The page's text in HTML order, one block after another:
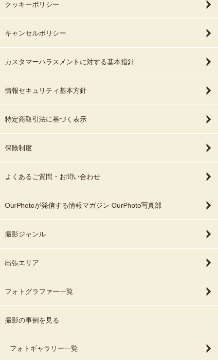
クッキーポリシー
キャンセルポリシー
カスタマーハラスメントに対する基本指針
情報セキュリティ基本方針
特定商取引法に基づく表示
保険制度
よくあるご質問・お問い合わせ
OurPhotoが発信する情報マガジン OurPhoto写真部
撮影ジャンル
出張エリア
フォトグラファー一覧
撮影の事例を見る
フォトギャラリー一覧